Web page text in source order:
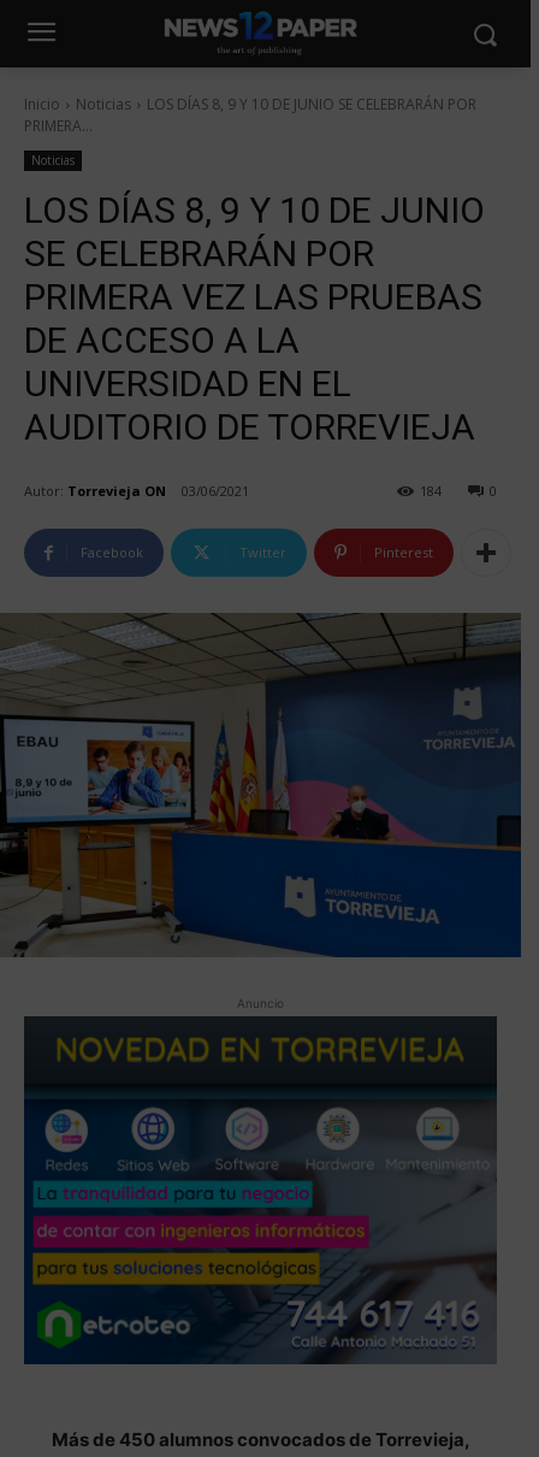
Inicio Noticias
LOS DÍAS 8, 9 Y 10 DE JUNIO SE CELEBRARÁN POR
PRIMERA...
Noticias
LOS DÍAS 8, 9 Y 10 DE JUNIO
SE CELEBRARÁN POR
PRIMERA VEZ LAS PRUEBAS
DE ACCESO A LA
UNIVERSIDAD EN EL
AUDITORIO DE TORREVIEJA
Autor: Torrevieja ON 03/06/2021 0
184
Facebook Twitter Pinterest
Anuncio
Más de 450 alumnos convocados de Torrevieja,